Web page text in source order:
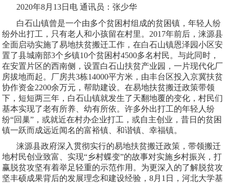
2020年8月13日电 通讯员：张少华
白石山镇曾是一个由多个贫困村组成的贫困镇，年轻人纷
纷外出打工，只有老人和小孩留在村里。 2017年前后，涞源县
全面启动实施了易地扶贫搬迁工作，在白石山镇恩泽园小区安
置了县城南部3个乡镇10个贫困村4500多名村民。与此同时，
在安置片区的西南侧，设置白石山扶贫产业园，一片现代化厂
房拔地而起。厂房共3栋14000平方米，由丰台区投入京冀扶贫
协作资金2200余万元，帮助建设。在易地扶贫搬迁政策带领
下，短短两三年，白石山镇就发生了天翻地覆的变化，村民们
基本实现了老有所养、幼有所依。许多外出打工的年轻人纷
纷“回巢”，或就近在村办企业打工，或自主创业，昔日的贫困
镇一跃而成远近闻名的富裕镇、和谐镇、幸福镇。
涞源县政府深入贯彻实行的易地扶贫搬迁政策，带领搬迁
地村民创业致富、实现“乡村蝶变”的故事对实施乡村振兴，打
赢脱贫攻坚有着举足轻重的示范作用。为更深入的了解脱贫攻
坚丰硕成果背后的发展理念和建设经验，8月 1 日，河北大学基